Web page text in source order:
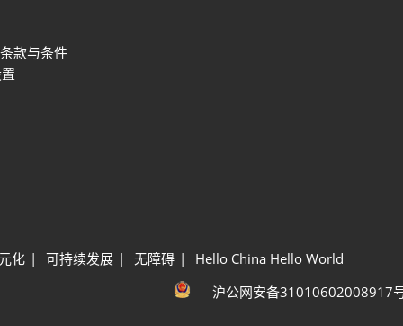
款与条件
化 可持续发展 无障碍
Hello China Hello World
沪公网安备31010602008917